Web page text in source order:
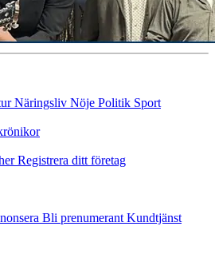
Näringsliv Nöje Politik Sport
Registrera ditt företag
Bli prenumerant Kundtjänst